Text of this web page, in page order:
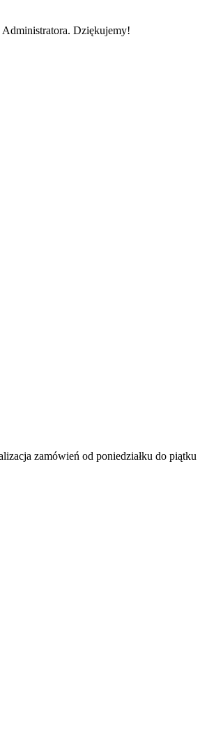
Administratora. Dziękujemy!
zamówień od poniedziałku do piątku